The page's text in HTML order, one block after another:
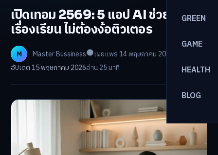
GREEN
GAME
HEALTH
BLOG
เปิดเทอม 2569: 5 แอป AI ช่วยลูก
เรื่องเรียน ไม่ต้องง้อติวเตอร
M Master Bussiness
เผยแพร่ 14 พฤษภาคม 2026
อัปเดต 15 พฤษภาคม 2026อ่าน 25 นาที